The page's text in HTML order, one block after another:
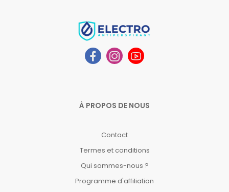
À PROPOS DE NOUS
Contact
Termes et conditions
Qui sommes-nous ?
Programme d'affiliation